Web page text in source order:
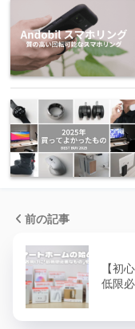
前の記事
【初
低限